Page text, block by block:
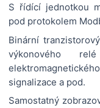
S řídící jednotkou
pod protokolem
Binární
výkonového
signalizace a pod.
Samostatný